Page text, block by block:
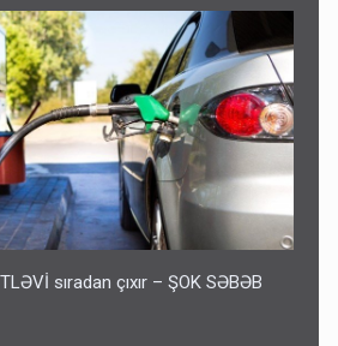
sıradan çıxır – ŞOK SƏBƏB